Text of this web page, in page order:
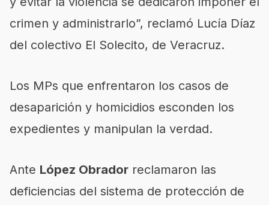
crimen y administrarlo”, reclamó Lucía Díaz
del colectivo El Solecito, de Veracruz.
Los MPs que enfrentaron los casos de
desaparición y homicidios esconden los
expedientes y manipulan la verdad.
Ante López Obrador reclamaron las
deficiencias del sistema de protección de